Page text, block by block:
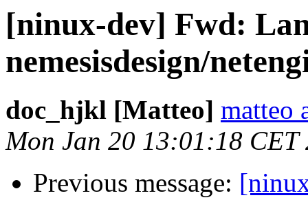
[ninux-dev] Fwd:
nemesisdesign/
doc_hjkl [Matteo] matteo
Mon Jan 20 13:01:18 CET
Previous message: